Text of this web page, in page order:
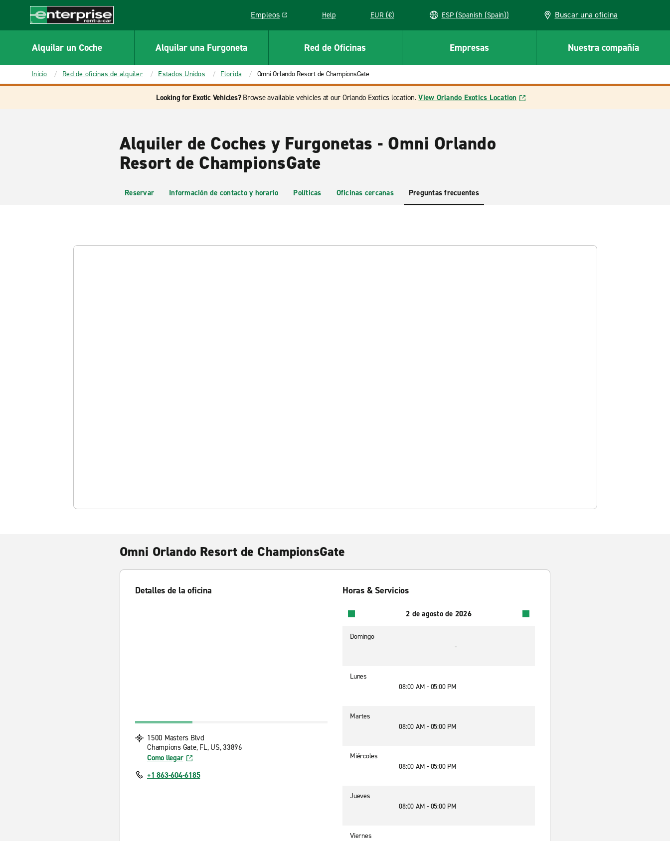
CONTENT
Enterprise
Empleos
Link opens in a new window
Help EUR (€) ESP (Spanish (Spain)) Buscar una oficina
Alquilar un Coche Alquilar una Furgoneta Red de Oficinas Empresas Nuestra compañía
Inicio Red de oficinas de alquiler Estados Unidos Florida Omni Orlando Resort de ChampionsGate
Looking for Exotic Vehicles?Browse available vehicles at our Orlando Exotics location.View Orlando Exotics Location
Alquiler de Coches y Furgonetas - Omni Orlando
Resort de ChampionsGate
Reservar Información de contacto y horario Políticas Oficinas cercanas Preguntas frecuentes
Omni Orlando Resort de ChampionsGate
Detalles de la oficina
1500 Masters Blvd
Champions Gate, FL, US, 33896
Como llegar
+1 863-604-6185
Horas & Servicios
2 de agosto de 2026
Domingo
-
Lunes
08:00 AM - 05:00 PM
Martes
08:00 AM - 05:00 PM
Miércoles
08:00 AM - 05:00 PM
Jueves
08:00 AM - 05:00 PM
Viernes